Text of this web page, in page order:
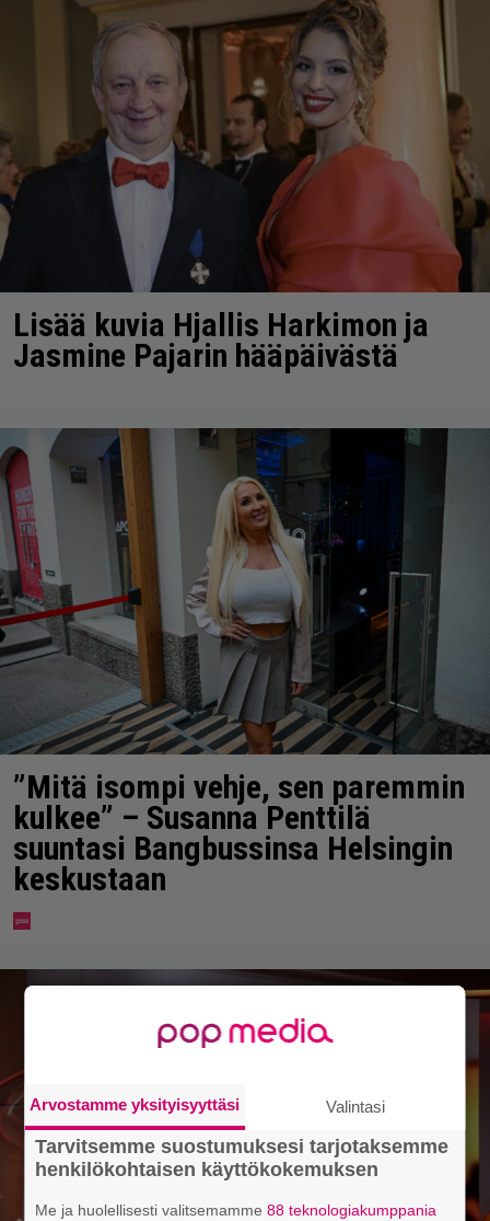
Lisää kuvia Hjallis Harkimon ja
Jasmine Pajarin hääpäivästä
”Mitä isompi vehje, sen paremmin
kulkee” – Susanna Penttilä
suuntasi Bangbussinsa Helsingin
keskustaan
Arvostamme yksityisyyttäsi Valintasi
Tarvitsemme suostumuksesi tarjotaksemme
henkilökohtaisen käyttökokemuksen
Me ja huolellisesti valitsemamme88 teknologiakumppania